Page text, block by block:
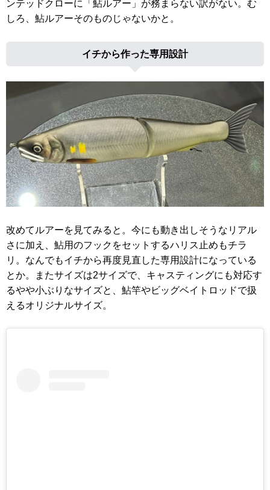
ンテッドクローに「鮎ルアー」が務まらない訳がない。む
しろ、鮎ルアーそのものじゃないかと。
イチから作った専用設計
改めてルアーを見てみると。今にも動き出しそうなリアル
さに加え、鮎用のフックをセットするハリス止めもチラ
リ。なんでもイチから再度見直した専用設計になっている
とか。またサイズは2サイズで、キャスティングにも対応す
るやや小ぶりなサイズと、鮎竿やビッグベイトロッドで扱
えるオリジナルサイズ。